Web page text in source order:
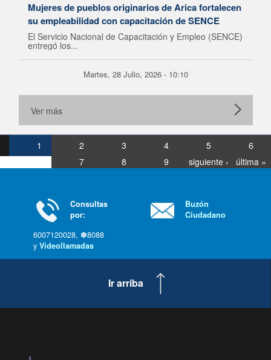
Mujeres de pueblos originarios de Arica fortalecen
su empleabilidad con capacitación de SENCE
El Servicio Nacional de Capacitación y Empleo (SENCE)
entregó los...
Martes, 28 Julio, 2026 - 10:10
Ver más
1 2 3 4 5
6
7
8 9 siguiente › última »
Consultas
por:
6007120028, ✽8088
y Videollamadas
Buzón
Ciudadano
Ir arriba